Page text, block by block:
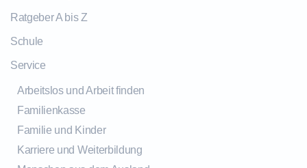
Ratgeber A bis Z
Schule
Service
Arbeitslos und Arbeit finden
Familienkasse
Familie und Kinder
Karriere und Weiterbildung